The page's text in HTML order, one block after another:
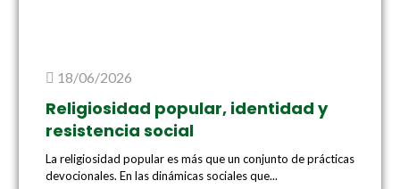
18/06/2026
Religiosidad popular, identidad y
resistencia social
La religiosidad popular es más que un conjunto de prácticas
devocionales. En las dinámicas sociales que...